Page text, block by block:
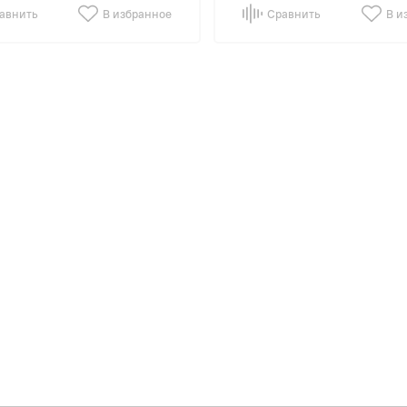
В избранное Сравнить В